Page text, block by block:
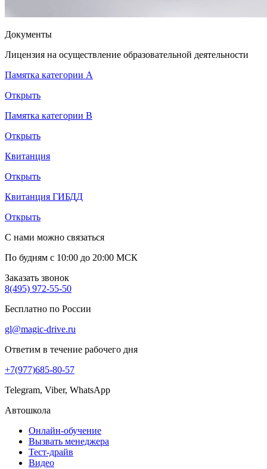
Документы
Лицензия на осуществление образовательной деятельности
Памятка категории А
Открыть
Памятка категории B
Открыть
Квитанция
Открыть
Квитанция ГИБДД
Открыть
С нами можно связаться
По будням с 10:00 до 20:00 МСК
Заказать звонок
8(495) 972-55-50
Бесплатно по России
gl@magic-drive.ru
Ответим в течение рабочего дня
+7(977)685-80-57
Telegram, Viber, WhatsApp
Автошкола
Онлайн-обучение
Вызвать менеджера
Тест-драйв
Видео